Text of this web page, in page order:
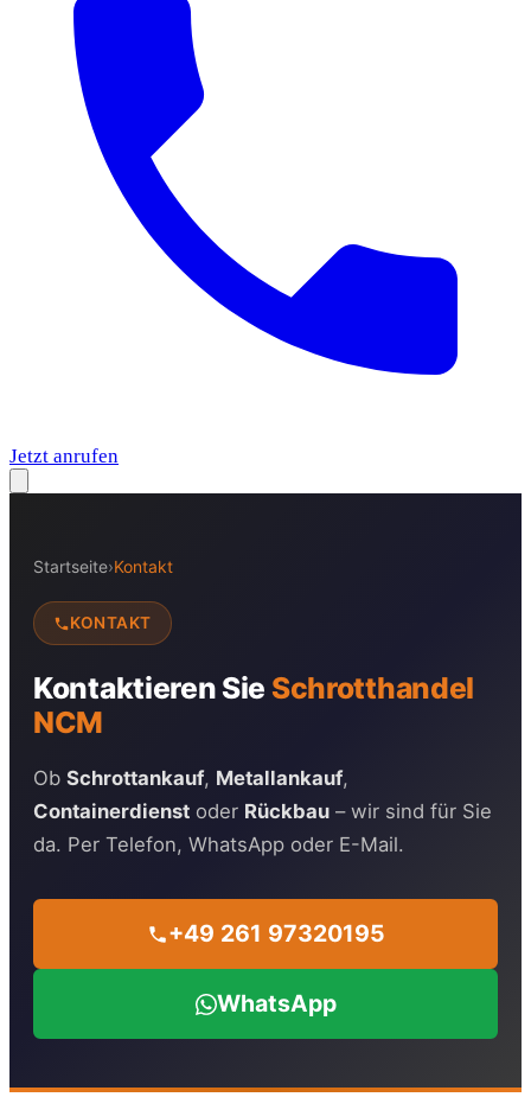
Jetzt anrufen
Startseite›Kontakt
KONTAKT
Kontaktieren Sie Schrotthandel
NCM
Ob Schrottankauf, Metallankauf,
Containerdienst oder Rückbau – wir sind für Sie
da. Per Telefon, WhatsApp oder E-Mail.
+49 261 97320195
WhatsApp